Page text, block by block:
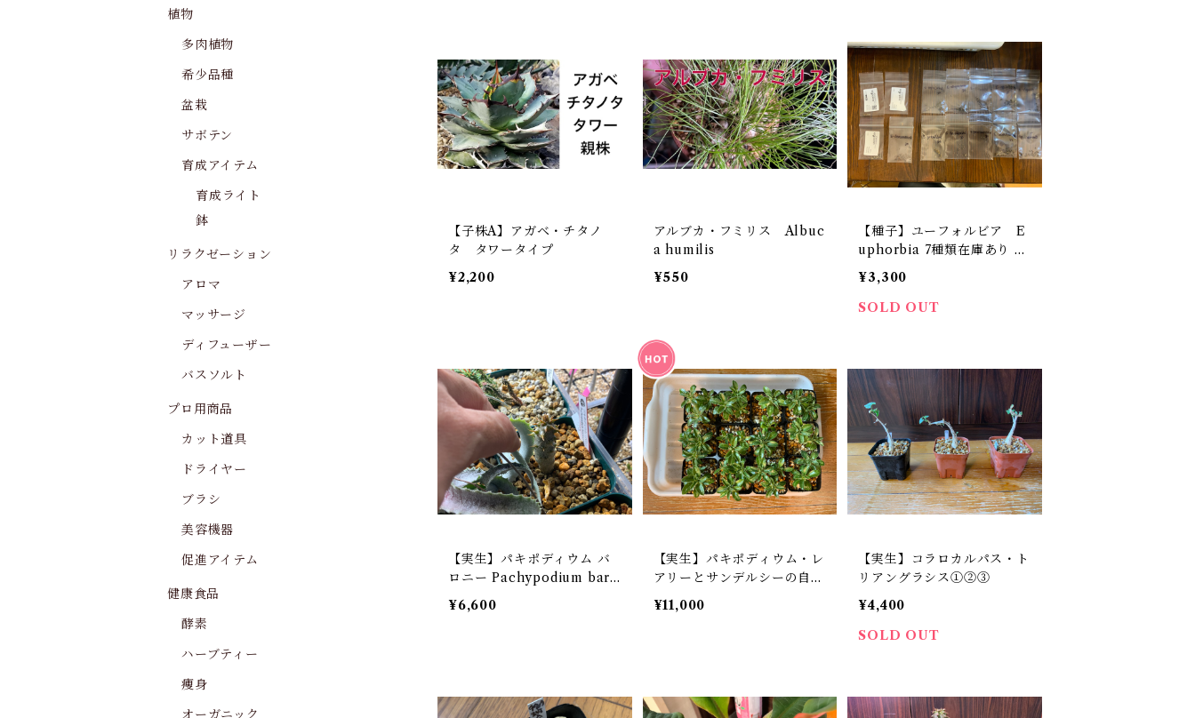
【子株A】アガベ・チタノ
タ タワータイプ
¥2,200
アルブカ・フミリス Albuc
a humilis
¥550
【種子】ユーフォルビア E
uphorbia 7種類在庫あり 各
30粒
¥3,300
SOLD OUT
【実生】パキポディウム バ
ロニー Pachypodium baro
nii
¥6,600
【実生】パキポディウム・レ
アリーとサンデルシーの自家
製交配苗
¥11,000
【実生】コラロカルパス・ト
リアングラシス①②③
¥4,400
SOLD OUT
植物
多肉植物
希少品種
盆栽
サボテン
育成アイテム
育成ライト
鉢
リラクゼーション
アロマ
マッサージ
ディフューザー
バスソルト
プロ用商品
カット道具
ドライヤー
ブラシ
美容機器
促進アイテム
健康食品
酵素
ハーブティー
痩身
オーガニック